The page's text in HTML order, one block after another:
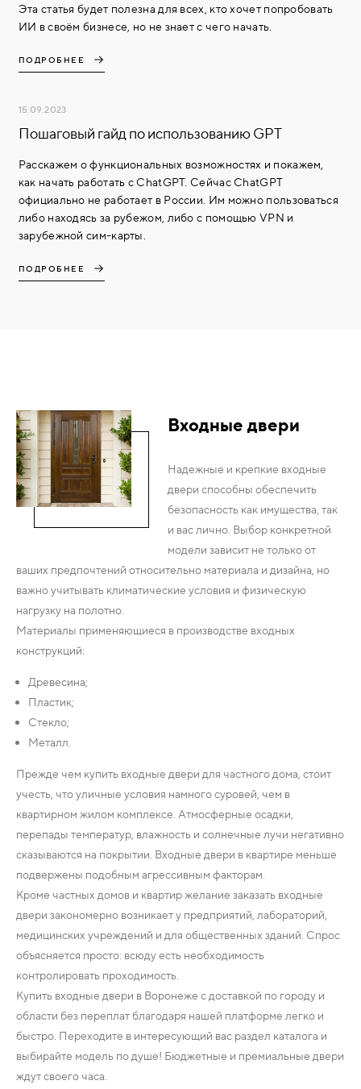
Эта статья будет полезна для всех, кто хочет попробовать
ИИ в своём бизнесе, но не знает с чего начать.
ПОДРОБНЕЕ
15.09.2023
Пошаговый гайд по использованию GPT
Расскажем о функциональных возможностях и покажем,
как начать работать с ChatGPT. Сейчас ChatGPT
официально не работает в России. Им можно пользоваться
либо находясь за рубежом, либо с помощью VPN и
зарубежной сим-карты.
ПОДРОБНЕЕ
Входные двери
Надежные и крепкие входные
двери способны обеспечить
безопасность как имущества, так
и вас лично. Выбор конкретной
модели зависит не только от
ваших предпочтений относительно материала и дизайна, но
важно учитывать климатические условия и физическую
нагрузку на полотно.
Материалы применяющиеся в производстве входных
конструкций:
Древесина;
Пластик;
Стекло;
Металл.
Прежде чем купить входные двери для частного дома, стоит
учесть, что уличные условия намного суровей, чем в
квартирном жилом комплексе. Атмосферные осадки,
перепады температур, влажность и солнечные лучи негативно
сказываются на покрытии. Входные двери в квартире меньше
подвержены подобным агрессивным факторам.
Кроме частных домов и квартир желание заказать входные
двери закономерно возникает у предприятий, лабораторий,
медицинских учреждений и для общественных зданий. Спрос
объясняется просто: всюду есть необходимость
контролировать проходимость.
Купить входные двери в Воронеже с доставкой по городу и
области без переплат благодаря нашей платформе легко и
быстро. Переходите в интересующий вас раздел каталога и
выбирайте модель по душе! Бюджетные и премиальные двери
ждут своего часа.